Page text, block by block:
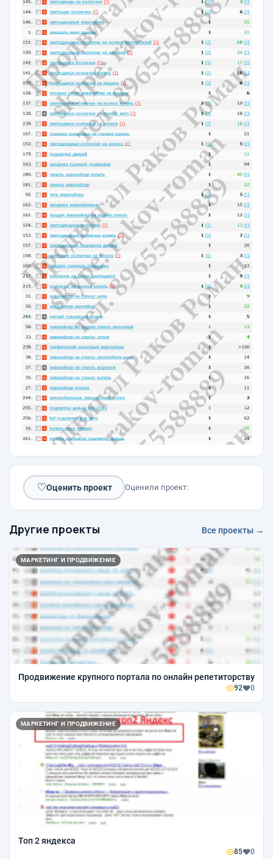
♡Оценить проект Оценили проект:
Другие проекты Все проекты →
МАРКЕТИНГ И ПРОДВИЖЕНИЕ
Продвижение крупного портала по онлайн репетиторству
92 0
МАРКЕТИНГ И ПРОДВИЖЕНИЕ
Топ 2 яндекса
85 0